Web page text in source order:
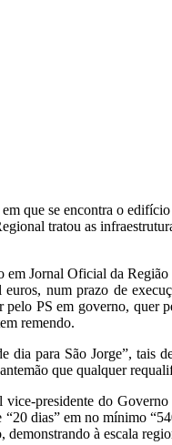
que se encontra o
tratou as
em Jornal Oficial da
num prazo de
PS em governo, quer
remendo.
dia para São Jorge”, tais
que qualquer
presidente do
dias” em no mínimo
à escala